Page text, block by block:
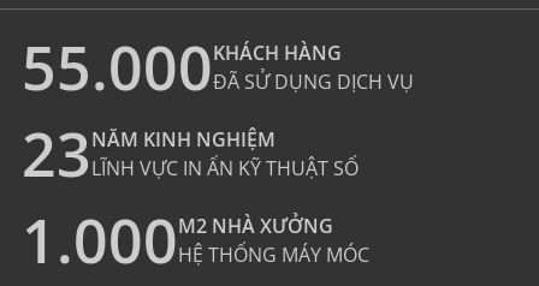
55.000KHÁCH HÀNG
ĐÃ SỬ DỤNG DỊCH VỤ
23NĂM KINH NGHIỆM
LĨNH VỰC IN ẤN KỸ THUẬT SỐ
1.000M2 NHÀ XƯỞNG
HỆ THỐNG MÁY MÓC